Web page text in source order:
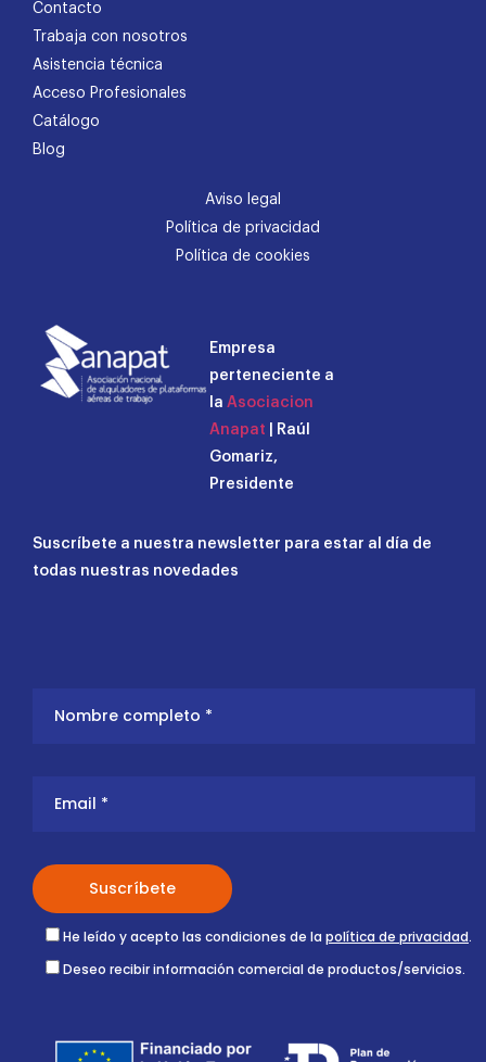
Contacto
Trabaja con nosotros
Asistencia técnica
Acceso Profesionales
Catálogo
Blog
Aviso legal
Política de privacidad
Política de cookies
Empresa
perteneciente a
la Asociacion
Anapat | Raúl
Gomariz,
Presidente
Suscríbete a nuestra newsletter para estar al día de
todas nuestras novedades
He leído y acepto las condiciones de la política de privacidad.
Deseo recibir información comercial de productos/servicios.